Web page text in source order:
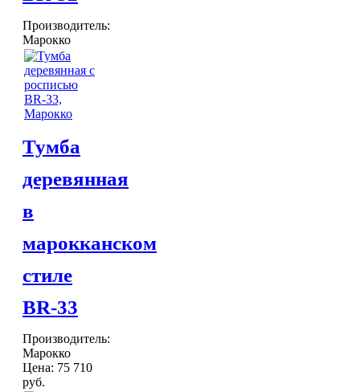
Производитель:
Марокко
Тумба
деревянная
в
марокканском
стиле
BR-33
Производитель:
Марокко
Цена: 75 710
руб.